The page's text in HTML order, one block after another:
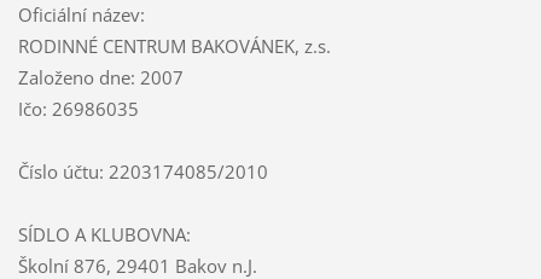
Oficiální název:
RODINNÉ CENTRUM BAKOVÁNEK, z.s.
Založeno dne: 2007
Ičo: 26986035
Číslo účtu: 2203174085/2010
SÍDLO A KLUBOVNA:
Školní 876, 29401 Bakov n.J.